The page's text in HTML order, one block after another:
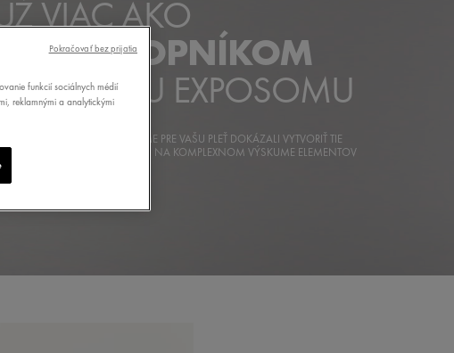
VIAC AKO
PRIEKOPNÍKOM
VÝSKUMU EXPOSOMU
NÁS VŽDY POSLANÍM. ABY SME PRE VAŠU PLEŤ DOKÁZALI VYTVORIŤ TIE
SME EXPERTÍZU ZALOŽENÚ NA KOMPLEXNOM VÝSKUME ELEMENTOV
V ČASE.
funkcií sociálnych médií
reklamnými a analytickými
Pokračovať bez prijatia